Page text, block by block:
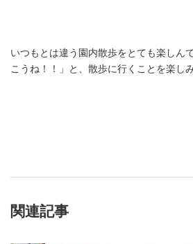
いつもとは違う園内散歩をとても楽しん
こうね！！」と、散歩に行くことを楽し
関連記事